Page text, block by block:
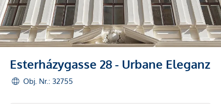
Esterházygasse 28 - Urbane Eleganz
Obj. Nr.: 32755